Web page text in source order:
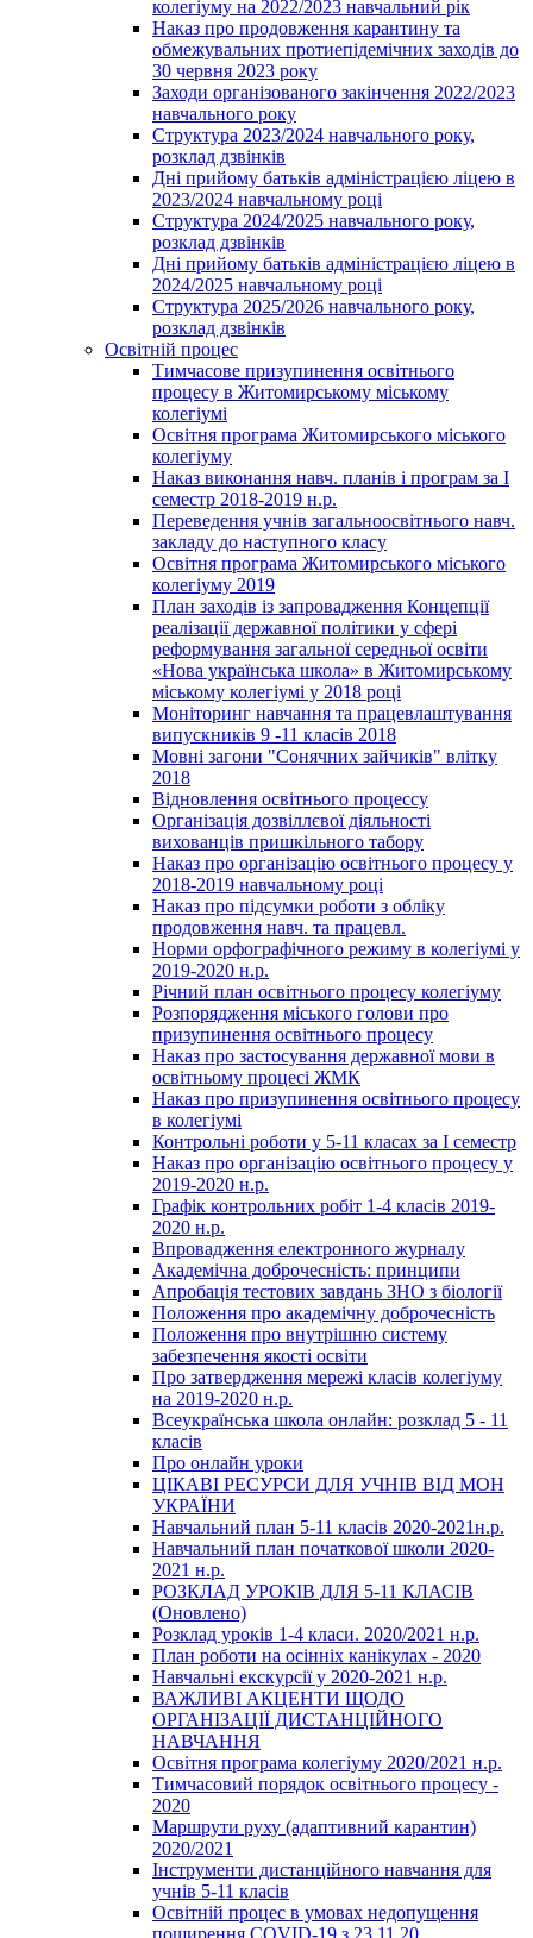
колегіуму на 2022/2023 навчальний рік
Наказ про продовження карантину та
обмежувальних протиепідемічних заходів до
30 червня 2023 року
Заходи організованого закінчення 2022/2023
навчального року
Структура 2023/2024 навчального року,
розклад дзвінків
Дні прийому батьків адміністрацією ліцею в
2023/2024 навчальному році
Структура 2024/2025 навчального року,
розклад дзвінків
Дні прийому батьків адміністрацією ліцею в
2024/2025 навчальному році
Структура 2025/2026 навчального року,
розклад дзвінків
Освітній процес
Тимчасове призупинення освітнього
процесу в Житомирському міському
колегіумі
Освітня програма Житомирського міського
колегіуму
Наказ виконання навч. планів і програм за І
семестр 2018-2019 н.р.
Переведення учнів загальноосвітнього навч.
закладу до наступного класу
Освітня програма Житомирського міського
колегіуму 2019
План заходів із запровадження Концепції
реалізації державної політики у сфері
реформування загальної середньої освіти
«Нова українська школа» в Житомирському
міському колегіумі у 2018 році
Моніторинг навчання та працевлаштування
випускників 9 -11 класів 2018
Мовні загони "Сонячних зайчиків" влітку
2018
Відновлення освітнього процессу
Організація дозвіллєвої діяльності
вихованців пришкільного табору
Наказ про організацію освітнього процесу у
2018-2019 навчальному році
Наказ про підсумки роботи з обліку
продовження навч. та працевл.
Норми орфографічного режиму в колегіумі у
2019-2020 н.р.
Річний план освітнього процесу колегіуму
Розпорядження міського голови про
призупинення освітнього процесу
Наказ про застосування державної мови в
освітньому процесі ЖМК
Наказ про призупинення освітнього процесу
в колегіумі
Контрольні роботи у 5-11 класах за І семестр
Наказ про організацію освітнього процесу у
2019-2020 н.р.
Графік контрольних робіт 1-4 класів 2019-
2020 н.р.
Впровадження електронного журналу
Академічна доброчесність: принципи
Апробація тестових завдань ЗНО з біології
Положення про академічну доброчесність
Положення про внутрішню систему
забезпечення якості освіти
Про затвердження мережі класів колегіуму
на 2019-2020 н.р.
Всеукраїнська школа онлайн: розклад 5 - 11
класів
Про онлайн уроки
ЦІКАВІ РЕСУРСИ ДЛЯ УЧНІВ ВІД МОН
УКРАЇНИ
Навчальний план 5-11 класів 2020-2021н.р.
Навчальний план початкової школи 2020-
2021 н.р.
РОЗКЛАД УРОКІВ ДЛЯ 5-11 КЛАСІВ
(Оновлено)
Розклад уроків 1-4 класи. 2020/2021 н.р.
План роботи на осінніх канікулах - 2020
Навчальні екскурсії у 2020-2021 н.р.
ВАЖЛИВІ АКЦЕНТИ ЩОДО
ОРГАНІЗАЦІЇ ДИСТАНЦІЙНОГО
НАВЧАННЯ
Освітня програма колегіуму 2020/2021 н.р.
Тимчасовий порядок освітнього процесу -
2020
Маршрути руху (адаптивний карантин)
2020/2021
Інструменти дистанційного навчання для
учнів 5-11 класів
Освітній процес в умовах недопущення
поширення COVID-19 з 23.11.20